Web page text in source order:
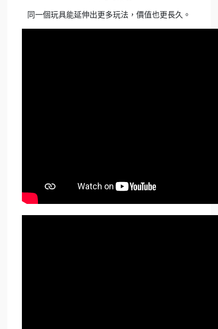
同一個玩具能延伸出更多玩法，價值也更長久。